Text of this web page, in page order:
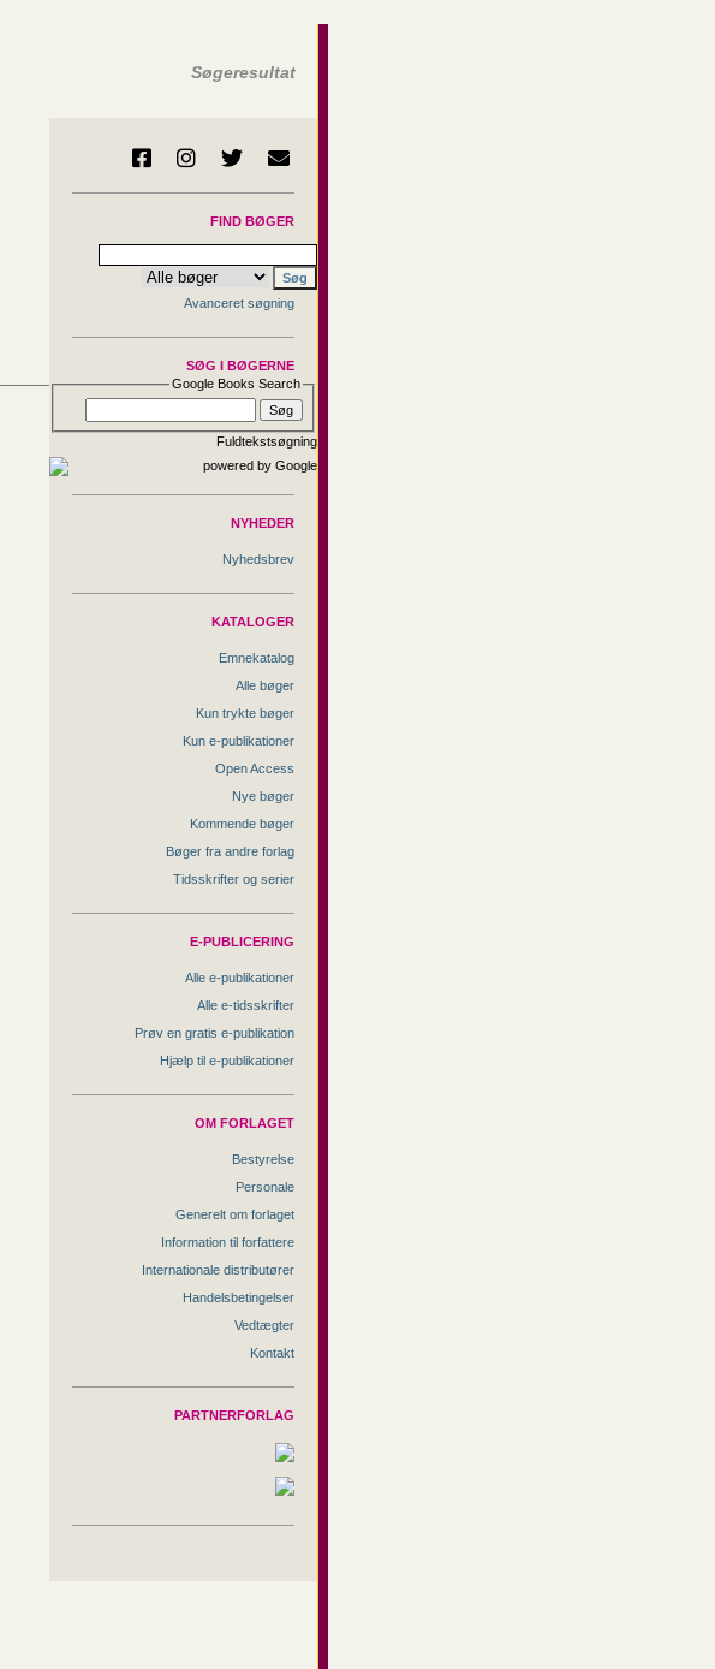
Søgeresultat
FIND BØGER
Avanceret søgning
SØG I BØGERNE
Google Books Search
Fuldtekstsøgning
NYHEDER
Nyhedsbrev
KATALOGER
Emnekatalog
Alle bøger
Kun trykte bøger
Kun e-publikationer
Open Access
Nye bøger
Kommende bøger
Bøger fra andre forlag
Tidsskrifter og serier
E-PUBLICERING
Alle e-publikationer
Alle e-tidsskrifter
Prøv en gratis e-publikation
Hjælp til e-publikationer
OM FORLAGET
Bestyrelse
Personale
Generelt om forlaget
Information til forfattere
Internationale distributører
Handelsbetingelser
Vedtægter
Kontakt
PARTNERFORLAG